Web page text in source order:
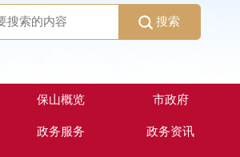
搜索
保山概览 市政府
政务服务 政务资讯